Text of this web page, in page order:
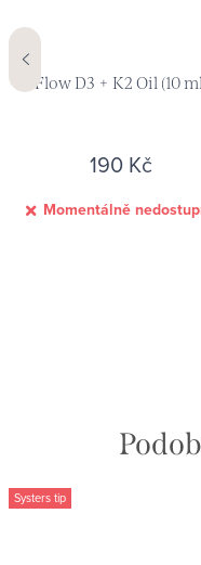
Flow D3 + K2 Oil (10
190 Kč
Momentálně
Systers tip